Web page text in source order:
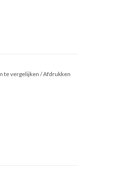
te vergelijken/Afdrukken